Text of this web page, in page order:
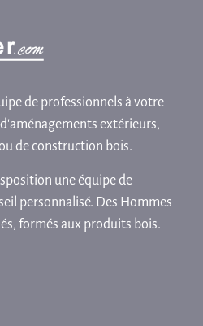
de professionnels à votre
extérieurs,
de construction bois.
une équipe de
personnalisé. Des Hommes
formés aux produits bois.